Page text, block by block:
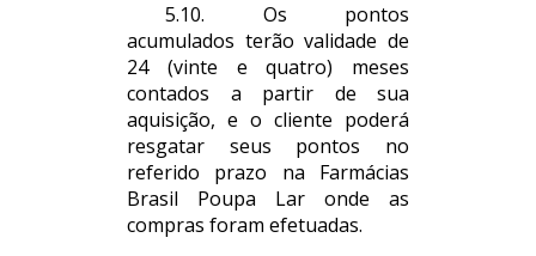
5.10. Os pontos
acumulados terão validade de
24 (vinte e quatro) meses
contados a partir de sua
aquisição, e o cliente poderá
resgatar seus pontos no
referido prazo na Farmácias
Brasil Poupa Lar onde as
compras foram efetuadas.